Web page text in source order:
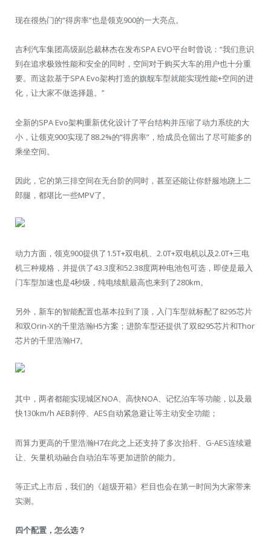
现在很热门的“得房率”也是领克900的一大亮点。
吉利汽车集团高级副总裁林杰在发布SPA EVO平台时曾说：“我们意识
到在追求极致性能和安全的同时，空间对于购买大车的用户也十分重
要。而这款基于SPA Evo架构打造的旗舰车型就能实现性能+空间的进
化，让大家不做选择题。”
全新的SPA Evo架构重新优化设计了平台结构并压缩了动力系统的大
小，让领克900实现了88.2%的“得房率”，给成员仓留出了尽可能多的
乘坐空间。
因此，它的第三排空间在无台阶的同时，甚至还能让你舒服地跷上二
郎腿，都堪比一些MPV了。
动力方面，领克900提供了1.5T+双电机、2.0T+双电机以及2.0T+三电
机三种规格，并提供了43.3度和52.38度两种电池包可选，即使是最入
门车型加速也是4秒级，纯电续航最高也来到了280km。
另外，新车的智能配置也基本拉到了顶，入门车型就标配了8295芯片
和双Orin-X的千里浩瀚H5方案；进阶车型还提供了双8295芯片和Thor
芯片的千里浩瀚H7。
其中，两者都能实现城区NOA、高快NOA、记忆泊车等功能，以及最
快130km/h AEB刹停、AES自动紧急避让等主动安全功能；
而算力更高的千里浩瀚H7在此之上还支持了多次抬杆、G-AES连续避
让、矢量机动融合自动泊车等更加进阶的能力。
等正式上市后，我们的《超级开箱》栏目也会在第一时间为大家带来
实测。
四个配置，怎么选？